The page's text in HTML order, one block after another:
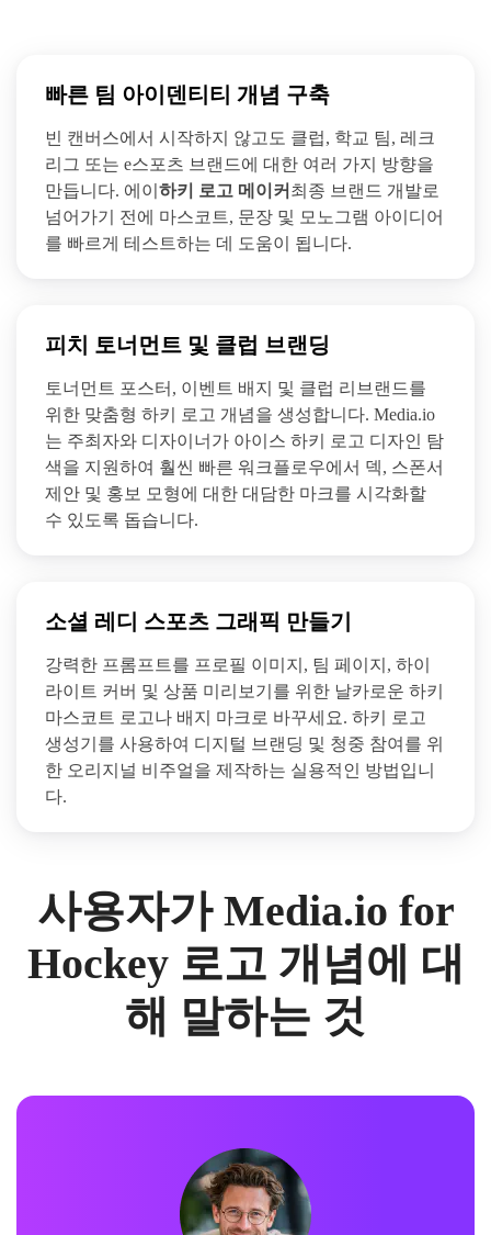
빠른 팀 아이덴티티 개념 구축
빈 캔버스에서 시작하지 않고도 클럽, 학교 팀, 레크
리그 또는 e스포츠 브랜드에 대한 여러 가지 방향을
만듭니다. 에이 하키 로고 메이커 최종 브랜드 개발로
넘어가기 전에 마스코트, 문장 및 모노그램 아이디어
를 빠르게 테스트하는 데 도움이 됩니다.
피치 토너먼트 및 클럽 브랜딩
토너먼트 포스터, 이벤트 배지 및 클럽 리브랜드를
위한 맞춤형 하키 로고 개념을 생성합니다. Media.io
는 주최자와 디자이너가 아이스 하키 로고 디자인 탐
색을 지원하여 훨씬 빠른 워크플로우에서 덱, 스폰서
제안 및 홍보 모형에 대한 대담한 마크를 시각화할
수 있도록 돕습니다.
소셜 레디 스포츠 그래픽 만들기
강력한 프롬프트를 프로필 이미지, 팀 페이지, 하이
라이트 커버 및 상품 미리보기를 위한 날카로운 하키
마스코트 로고나 배지 마크로 바꾸세요. 하키 로고
생성기를 사용하여 디지털 브랜딩 및 청중 참여를 위
한 오리지널 비주얼을 제작하는 실용적인 방법입니
다.
사용자가 Media.io for
Hockey 로고 개념에 대
해 말하는 것